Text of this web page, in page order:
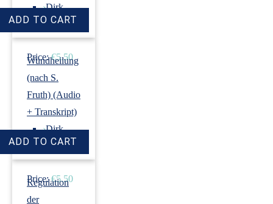
›Dirk
Revenstorf
Price: €5.50
Wundheilung
(nach S.
Fruth) (Audio
+ Transkript)
›Dirk
Revenstorf
Price: €5.50
Regulation
der